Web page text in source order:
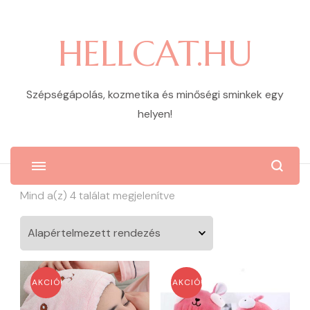
HELLCAT.HU
Szépségápolás, kozmetika és minőségi sminkek egy
helyen!
Mind a(z) 4 találat megjelenítve
AKCIÓ! AKCIÓ!